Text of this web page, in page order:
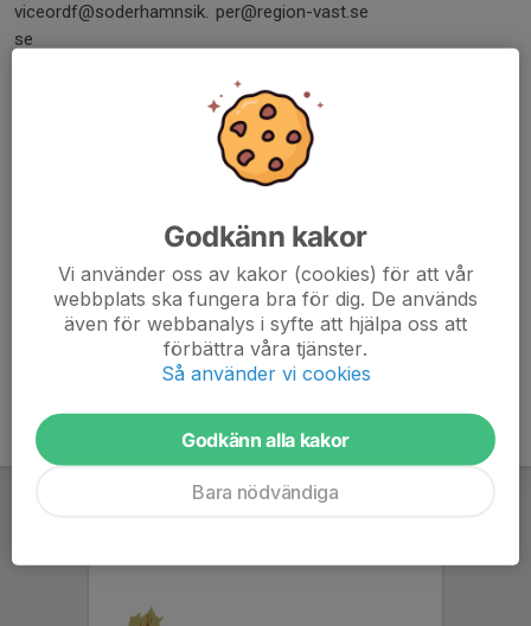
viceordf@soderhamnsik.
se
per@region-vast.se
Ledamot
Lasse Stenberg
0703951247
lasse.stenberg@outlook.
0761136999
sara-akerlund@live.se
Suppleant
0738281616
karlsson_viktoria@hotma
il.com
Godkänn kakor
Vi använder oss av kakor (cookies) för att vår
webbplats ska fungera bra för dig. De används
även för webbanalys i syfte att hjälpa oss att
förbättra våra tjänster.
Så använder vi cookies
Godkänn alla kakor
Bara nödvändiga